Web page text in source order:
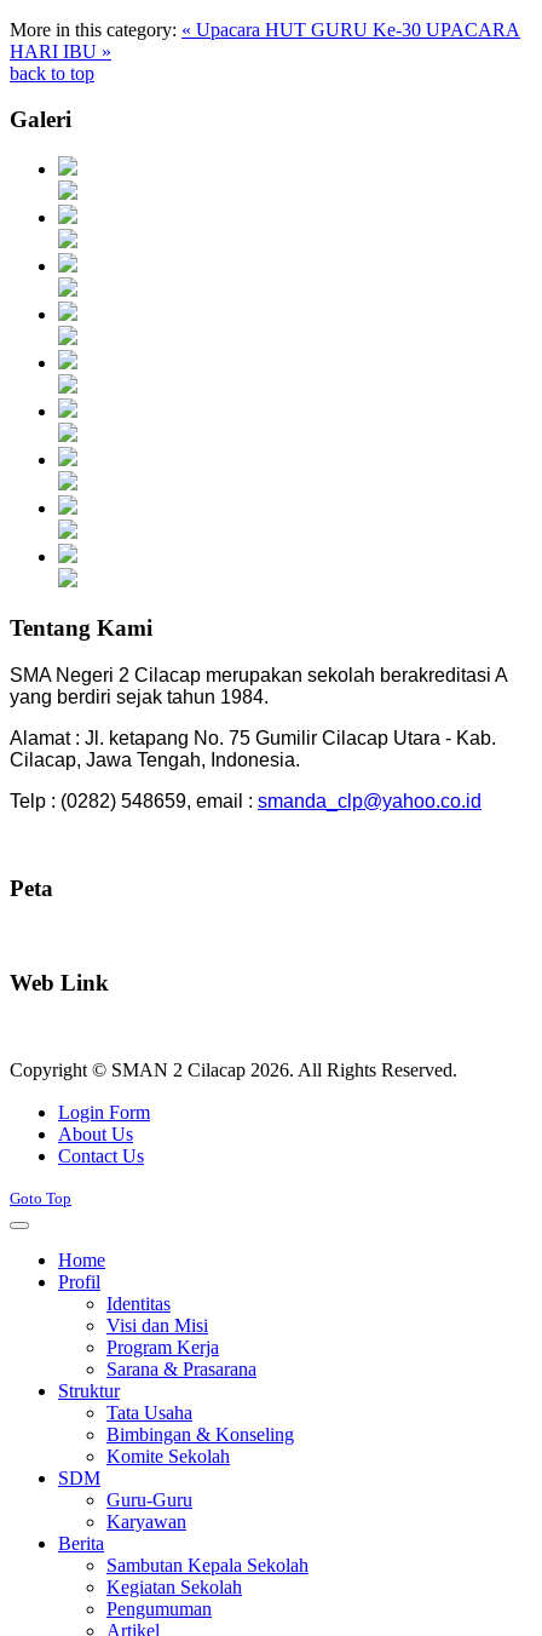
More in this category: « Upacara HUT GURU Ke-30 UPACARA
HARI IBU »
back to top
Galeri
Tentang Kami
SMA Negeri 2 Cilacap merupakan sekolah berakreditasi A
yang berdiri sejak tahun 1984.
Alamat : Jl. ketapang No. 75 Gumilir Cilacap Utara - Kab.
Cilacap, Jawa Tengah, Indonesia.
Telp : (0282) 548659, email : smanda_clp@yahoo.co.id
Peta
Web Link
Copyright © SMAN 2 Cilacap 2026. All Rights Reserved.
Login Form
About Us
Contact Us
Goto Top
Home
Profil
Identitas
Visi dan Misi
Program Kerja
Sarana & Prasarana
Struktur
Tata Usaha
Bimbingan & Konseling
Komite Sekolah
SDM
Guru-Guru
Karyawan
Berita
Sambutan Kepala Sekolah
Kegiatan Sekolah
Pengumuman
Artikel